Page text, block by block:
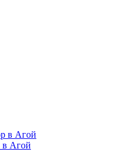
в Агой
в Агой